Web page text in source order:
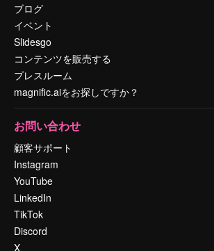
ブログ
イベント
Slidesgo
コンテンツを販売する
プレスルーム
magnific.aiをお探しですか？
お問い合わせ
顧客サポート
Instagram
YouTube
LinkedIn
TikTok
Discord
X